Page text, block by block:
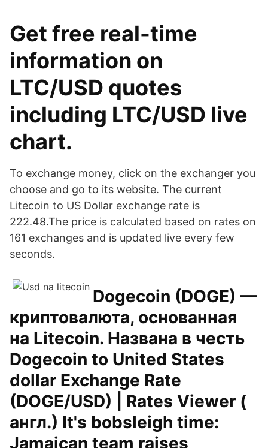
Get free real-time
information on
LTC/USD quotes
including LTC/USD live
chart.
To exchange money, click on the exchanger you
choose and go to its website. The current
Litecoin to US Dollar exchange rate is
222.48.The price is calculated based on rates on
161 exchanges and is updated live every few
seconds.
Dogecoin (DOGE) —
криптовалюта, основанная
на Litecoin. Названа в честь
Dogecoin to United States
dollar Exchange Rate
(DOGE/USD) | Rates Viewer (
англ.) It's bobsleigh time:
Jamaican team raises